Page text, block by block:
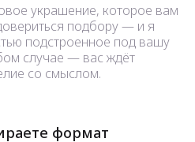
украшение, которое вам
подбору — и я
подстроенное под вашу
случае — вас ждёт
со смыслом.
формат